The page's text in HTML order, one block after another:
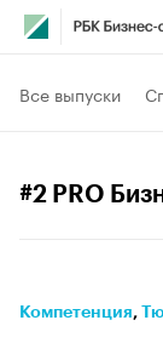
Все выпуски
#2 PRO
Компетенция⁠,